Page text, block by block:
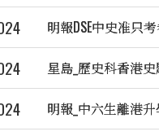
明報DSE中史准只
星島_歷史科香港
明報_中六生離港